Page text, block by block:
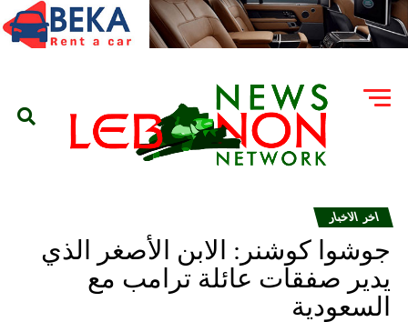
اخر الاخبار
جوشوا كوشنر: الابن الأصغر الذي
يدير صفقات عائلة ترامب مع
السعودية